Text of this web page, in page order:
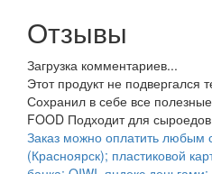
Отзывы
Загрузка комментариев...
Этот продукт не подвергался
Сохранил в себе все
FOOD Подходит для сыроедов
Заказ можно оплатить любым
(Красноярск); пластиковой